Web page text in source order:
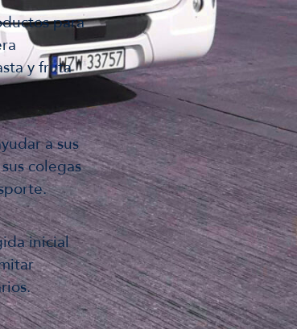
para
y fruta
a sus
colegas
inicial